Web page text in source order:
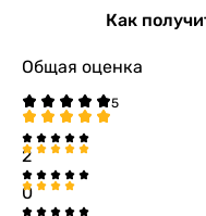
Как
Общая оценка
2
0